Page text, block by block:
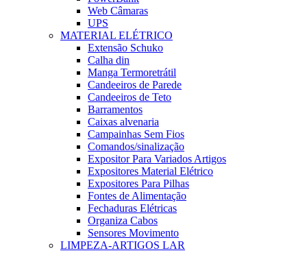
Web Câmaras
UPS
MATERIAL ELÉTRICO
Extensão Schuko
Calha din
Manga Termoretrátil
Candeeiros de Parede
Candeeiros de Teto
Barramentos
Caixas alvenaria
Campainhas Sem Fios
Comandos/sinalização
Expositor Para Variados Artigos
Expositores Material Elétrico
Expositores Para Pilhas
Fontes de Alimentação
Fechaduras Elétricas
Organiza Cabos
Sensores Movimento
LIMPEZA-ARTIGOS LAR